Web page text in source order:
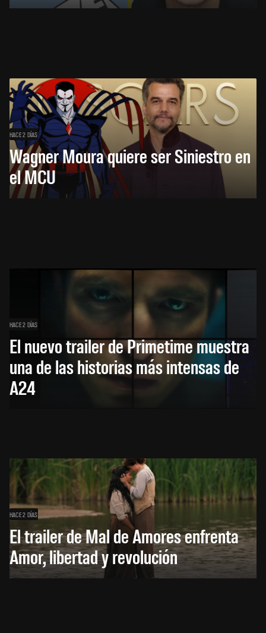
HACE 2 DÍAS
Wagner Moura quiere ser Siniestro en
el MCU
HACE 2 DÍAS
El nuevo trailer de Primetime muestra
una de las historias más intensas de
A24
HACE 2 DÍAS
El trailer de Mal de Amores enfrenta
Amor, libertad y revolución